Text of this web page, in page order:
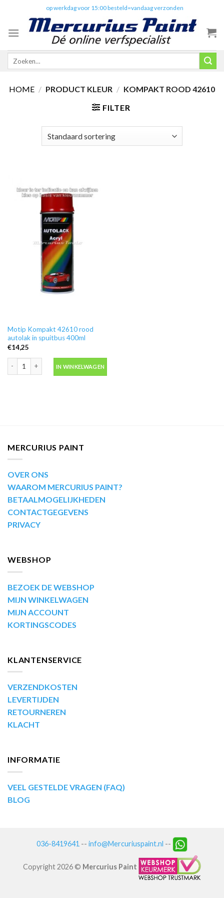
content
op werkdag voor 15:00 besteld=vandaag verzonden
Zoeken
HOME / PRODUCT KLEUR / KOMPAKT ROOD 42610
FILTER
Motip Kompakt 42610 rood
autolak in spuitbus 400ml
€14,25
IN WINKELWAGEN
MERCURIUS PAINT
OVER ONS
WAAROM MERCURIUS PAINT?
BETAALMOGELIJKHEDEN
CONTACTGEGEVENS
PRIVACY
WEBSHOP
BEZOEK DE WEBSHOP
MIJN WINKELWAGEN
MIJN ACCOUNT
KORTINGSCODES
KLANTENSERVICE
VERZENDKOSTEN
LEVERTIJDEN
RETOURNEREN
KLACHT
INFORMATIE
VEEL GESTELDE VRAGEN (FAQ)
BLOG
036-8419641 -- info@Mercuriuspaint.nl --
Copyright 2026 © Mercurius Paint